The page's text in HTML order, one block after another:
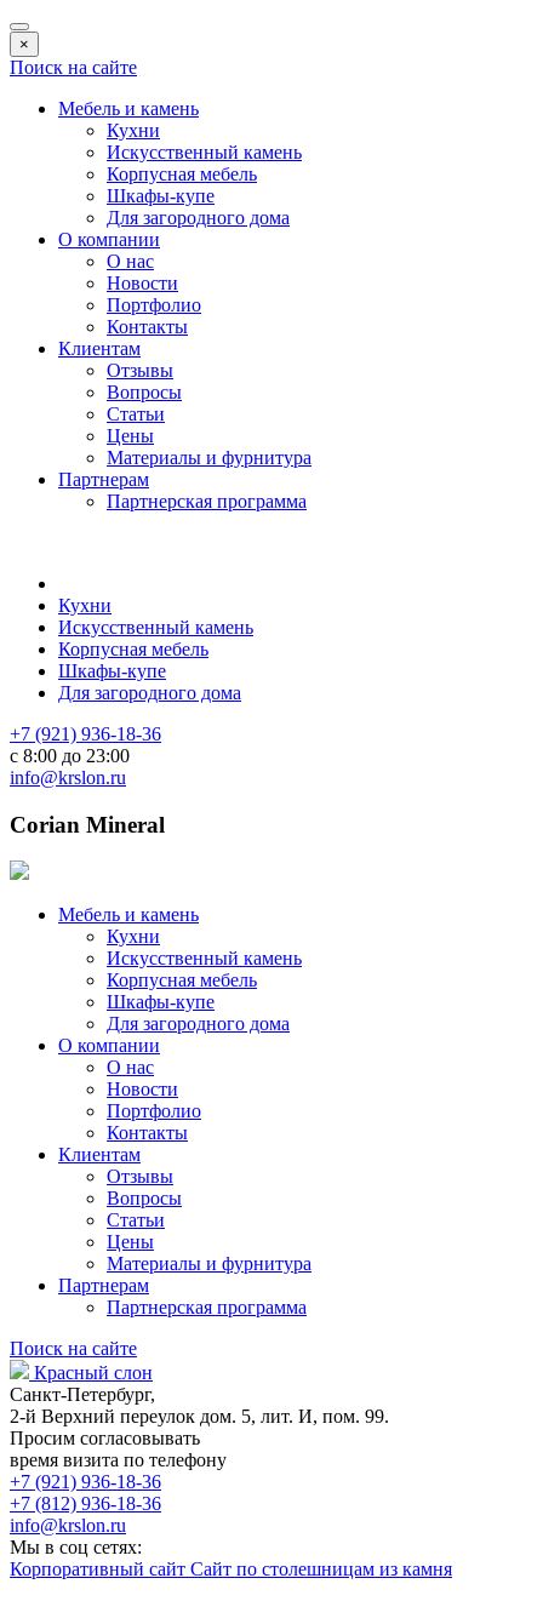
×
Поиск на сайте
Мебель и камень
Кухни
Искусственный камень
Корпусная мебель
Шкафы-купе
Для загородного дома
О компании
О нас
Новости
Портфолио
Контакты
Клиентам
Отзывы
Вопросы
Статьи
Цены
Материалы и фурнитура
Партнерам
Партнерская программа
Кухни
Искусственный камень
Корпусная мебель
Шкафы-купе
Для загородного дома
+7 (921) 936-18-36
с 8:00 до 23:00
info@krslon.ru
Corian Mineral
Мебель и камень
Кухни
Искусственный камень
Корпусная мебель
Шкафы-купе
Для загородного дома
О компании
О нас
Новости
Портфолио
Контакты
Клиентам
Отзывы
Вопросы
Статьи
Цены
Материалы и фурнитура
Партнерам
Партнерская программа
Поиск на сайте
Красный слон
Санкт-Петербург,
2-й Верхний переулок дом. 5, лит. И, пом. 99.
Просим согласовывать
время визита по телефону
+7 (921) 936-18-36
+7 (812) 936-18-36
info@krslon.ru
Мы в соц сетях:
Корпоративный сайт Сайт по столешницам из камня